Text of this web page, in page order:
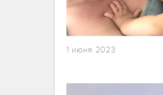
1 июня 2023